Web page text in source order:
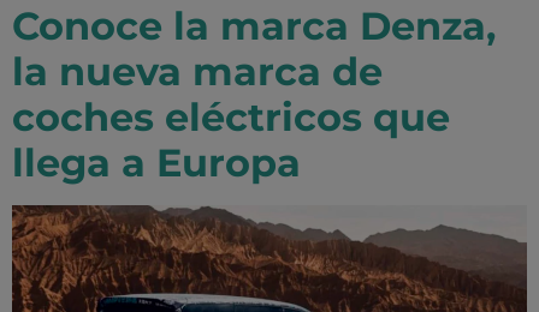
Conoce la marca Denza,
la nueva marca de
coches eléctricos que
llega a Europa